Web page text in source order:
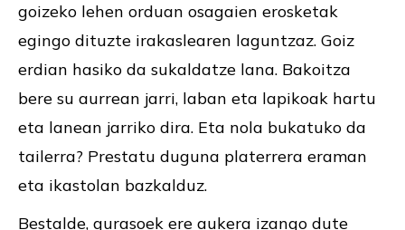
goizeko lehen orduan osagaien erosketak
egingo dituzte irakaslearen laguntzaz. Goiz
erdian hasiko da sukaldatze lana. Bakoitza
bere su aurrean jarri, laban eta lapikoak hartu
eta lanean jarriko dira. Eta nola bukatuko da
tailerra? Prestatu duguna platerrera eraman
eta ikastolan bazkalduz.
Bestalde, gurasoek ere aukera izango dute